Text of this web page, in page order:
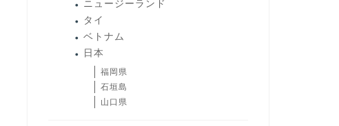
ニュージーランド
タイ
ベトナム
日本
福岡県
石垣島
山口県